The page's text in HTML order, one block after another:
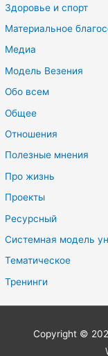
Здоровье и спорт
Материальное
Медиа
Модель Везения
Обо всем
Общее
Отношения
Полезные мнения
Про жизнь
Проекты
Ресурсный
Системная модель
Тематическое
Тренинги
Copyright ©